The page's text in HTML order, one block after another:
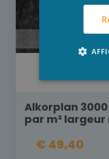
Alkorplan
par m²
€ 49,40